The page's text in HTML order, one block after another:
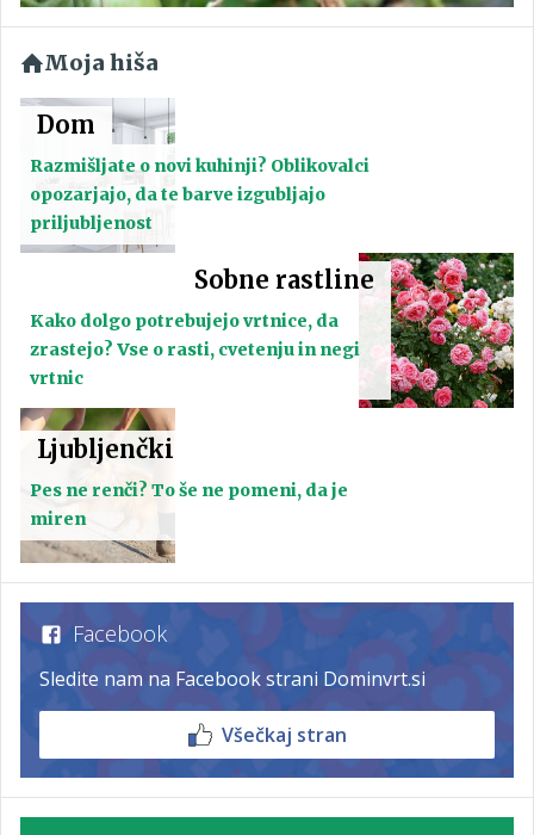
Moja hiša
Dom
Razmišljate o novi kuhinji? Oblikovalci
opozarjajo, da te barve izgubljajo
priljubljenost
Sobne rastline
Kako dolgo potrebujejo vrtnice, da
zrastejo? Vse o rasti, cvetenju in negi
vrtnic
Ljubljenčki
Pes ne renči? To še ne pomeni, da je
miren
Facebook
Sledite nam na Facebook strani Dominvrt.si
Všečkaj stran